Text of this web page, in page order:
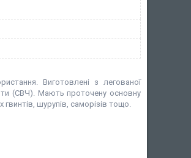
Виготовлені з легованої
(СВЧ). Мають проточену основну
шурупів, саморізів тощо.